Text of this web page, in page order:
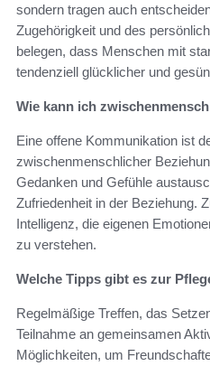
sondern tragen auch
Zugehörigkeit und des
belegen, dass Menschen mit
tendenziell glücklicher und
Wie kann ich
Eine offene Kommunikation ist
zwischenmenschlicher
Gedanken und Gefühle
Zufriedenheit in der Beziehung.
Intelligenz, die eigenen
zu verstehen.
Welche Tipps gibt es zur
Regelmäßige Treffen, das
Teilnahme an gemeinsamen
Möglichkeiten, um